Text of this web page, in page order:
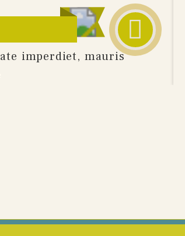
imperdiet, mauris